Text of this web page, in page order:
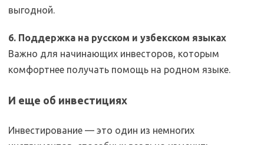
выгодной.
6. Поддержка на русском и узбекском языках
Важно для начинающих инвесторов, которым
комфортнее получать помощь на родном языке.
И еще об инвестициях
Инвестирование — это один из немногих